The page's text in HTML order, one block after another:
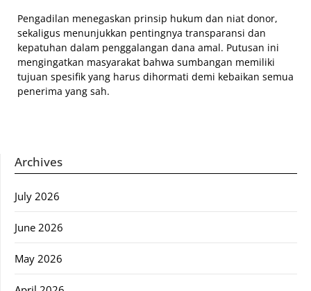
Pengadilan menegaskan prinsip hukum dan niat donor,
sekaligus menunjukkan pentingnya transparansi dan
kepatuhan dalam penggalangan dana amal. Putusan ini
mengingatkan masyarakat bahwa sumbangan memiliki
tujuan spesifik yang harus dihormati demi kebaikan semua
penerima yang sah.
Archives
July 2026
June 2026
May 2026